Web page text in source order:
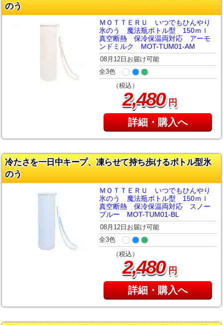
のう
ＭＯＴＴＥＲＵ いつでもひんやり
氷のう 魔法瓶ボトル型 150ｍｌ
真空断熱 保冷保温両対応 アーモ
ンドミルク MOT-TUM01-AM
08月12日お届け可能
全3色
（税込）
2,480円
詳細・購入へ
冷たさを一日中キープ、凍らせて持ち歩けるボトル型氷
のう
ＭＯＴＴＥＲＵ いつでもひんやり
氷のう 魔法瓶ボトル型 150ｍｌ
真空断熱 保冷保温両対応 スノー
ブルー MOT-TUM01-BL
08月12日お届け可能
全3色
（税込）
2,480円
詳細・購入へ